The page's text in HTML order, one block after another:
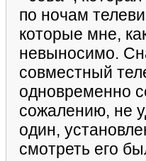
по ночам
которые мне,
невыносимо.
совместный
одновременно
сожалению, не
один,
смотреть его